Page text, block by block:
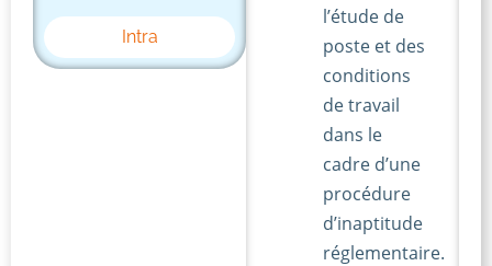
Intra
l’étude de
poste et des
conditions
de travail
dans le
cadre d’une
procédure
d’inaptitude
réglementaire.